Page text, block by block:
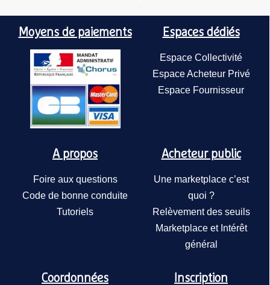
Moyens de paiements Espaces dédiés
Espace Collectivité
Espace Acheteur Privé
Espace Fournisseur
A propos
Foire aux questions
Code de bonne conduite
Tutoriels
Acheteur public
Une marketplace c’est
quoi ?
Relèvement des seuils
Marketplace et Intérêt
général
Coordonnées Inscription